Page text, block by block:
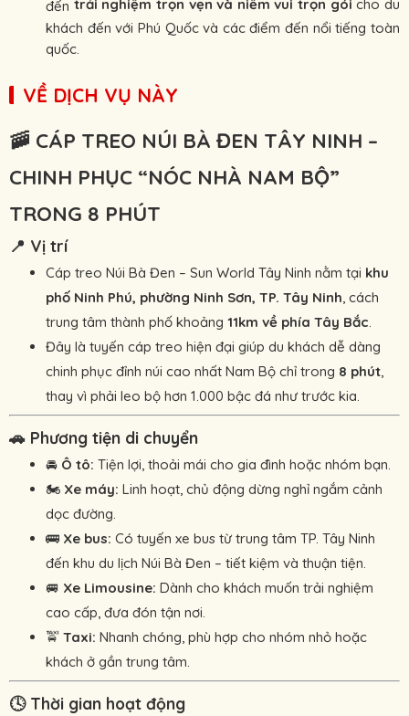
đến trải nghiệm trọn vẹn và niềm vui trọn gói cho du
khách đến với Phú Quốc và các điểm đến nổi tiếng toàn
quốc.
VỀ DỊCH VỤ NÀY
🚠 CÁP TREO NÚI BÀ ĐEN TÂY NINH –
CHINH PHỤC “NÓC NHÀ NAM BỘ”
TRONG 8 PHÚT
📍 Vị trí
Cáp treo Núi Bà Đen – Sun World Tây Ninh nằm tại khu
phố Ninh Phú, phường Ninh Sơn, TP. Tây Ninh , cách
trung tâm thành phố khoảng 11km về phía Tây Bắc
Đây là tuyến cáp treo hiện đại giúp du khách dễ dàng
chinh phục đỉnh núi cao nhất Nam Bộ chỉ trong 8 phút
thay vì phải leo bộ hơn 1.000 bậc đá như trước kia.
🚗 Phương tiện di chuyển
🚘 Ô tô: Tiện lợi, thoải mái cho gia đình hoặc nhóm bạn.
🏍️ Xe máy: Linh hoạt, chủ động dừng nghỉ ngắm cảnh
dọc đường.
🚌 Xe bus: Có tuyến xe bus từ trung tâm TP. Tây Ninh
đến khu du lịch Núi Bà Đen – tiết kiệm và thuận tiện.
🚐 Xe Limousine: Dành cho khách muốn trải nghiệm
cao cấp, đưa đón tận nơi.
🚖 Taxi: Nhanh chóng, phù hợp cho nhóm nhỏ hoặc
khách ở gần trung tâm.
🕓 Thời gian hoạt động